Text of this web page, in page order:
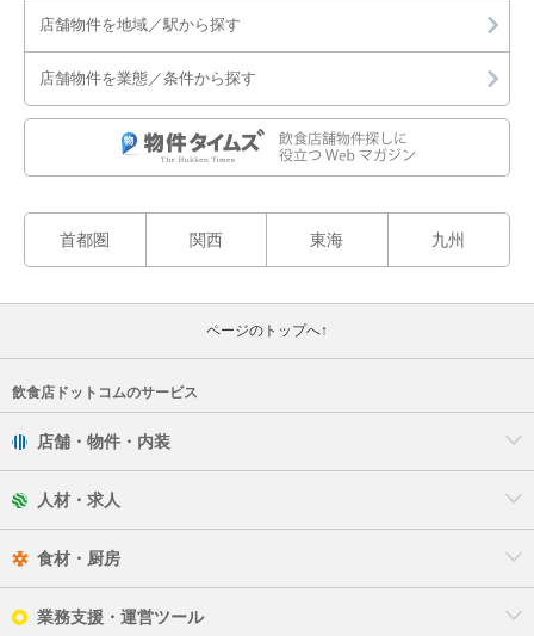
堺市西区
堺市南区
堺市北区
泉大津市
高槻市
貝塚市
店舗物件を地域／駅から探す
店舗物件を業態／条件から探す
首都圏 関西 東海 九州
ページのトップへ↑
飲食店ドットコムのサービス
店舗・物件・内装
人材・求人
食材・厨房
業務支援・運営ツール